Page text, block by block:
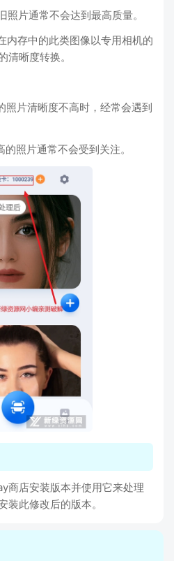
片通常不会达到最高质量。
内存中的此类图像以专用相机的
清晰度转换。
照片清晰度不高时，经常会遇到
照片通常不会受到关注。
商店安装版本并使用它来处理
装此修改后的版本。